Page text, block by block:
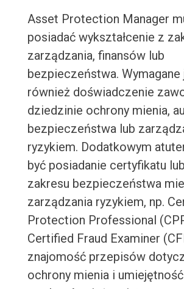
Asset Protection Manager
posiadać wykształcenie z
zarządzania, finansów lub
bezpieczeństwa. Wymagane
również doświadczenie
dziedzinie ochrony mienia,
bezpieczeństwa lub
ryzykiem. Dodatkowym
być posiadanie certyfikatu
zakresu bezpieczeństwa
zarządzania ryzykiem, np.
Protection Professional
Certified Fraud Examiner
znajomość przepisów
ochrony mienia i